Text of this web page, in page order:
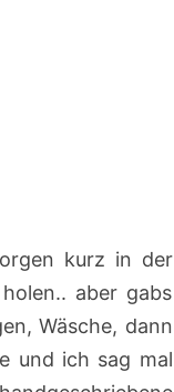
kurz in der
aber gabs
Wäsche, dann
und ich sag mal